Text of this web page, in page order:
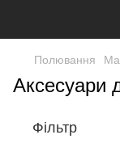
Полювання
Аксесуари
Фільтр